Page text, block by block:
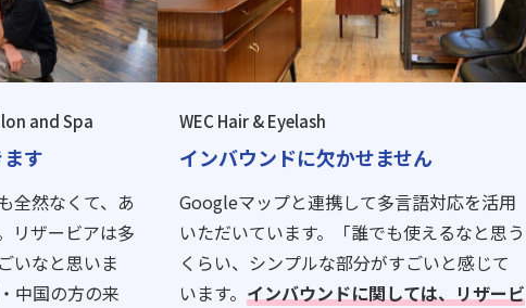
and Spa
す
全然なくて、あ
リザービアは多
いなと思いま
中国の方の来
WEC Hair & Eyelash
インバウンドに欠かせません
Googleマップと連携して多言語対応を活用
いただいています。「誰でも使えるなと思う
くらい、シンプルな部分がすごいと感じて
います。 インバウンドに関しては、リザービ